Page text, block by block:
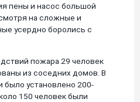
пены и насос большой
на сложные и
усердно боролись с
пожара 29 человек
из соседних домов. В
установлено 200-
150 человек были